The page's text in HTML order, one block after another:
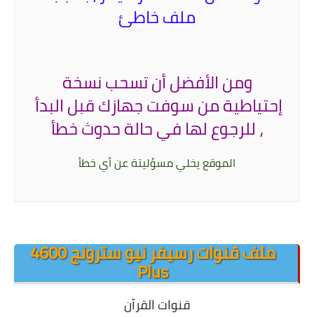
ملف خاطئ
ومن الأفضل أن تسحب نسخة
إحتياطية من سوفت جهازك قبل البدأ
،للرجوع لها في حالة حدوث خطأ
الموقع يخلي مسؤليتة عن أي خطأ
ملف قنوات رسيفر نيو سترونج 4600
Plus
قنوات القرآن